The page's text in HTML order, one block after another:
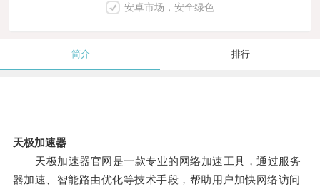
安卓市场，安全绿色
简介 排行
天极加速器
天极加速器官网是一款专业的网络加速工具，通过服务
器加速、智能路由优化等技术手段，帮助用户加快网络访问